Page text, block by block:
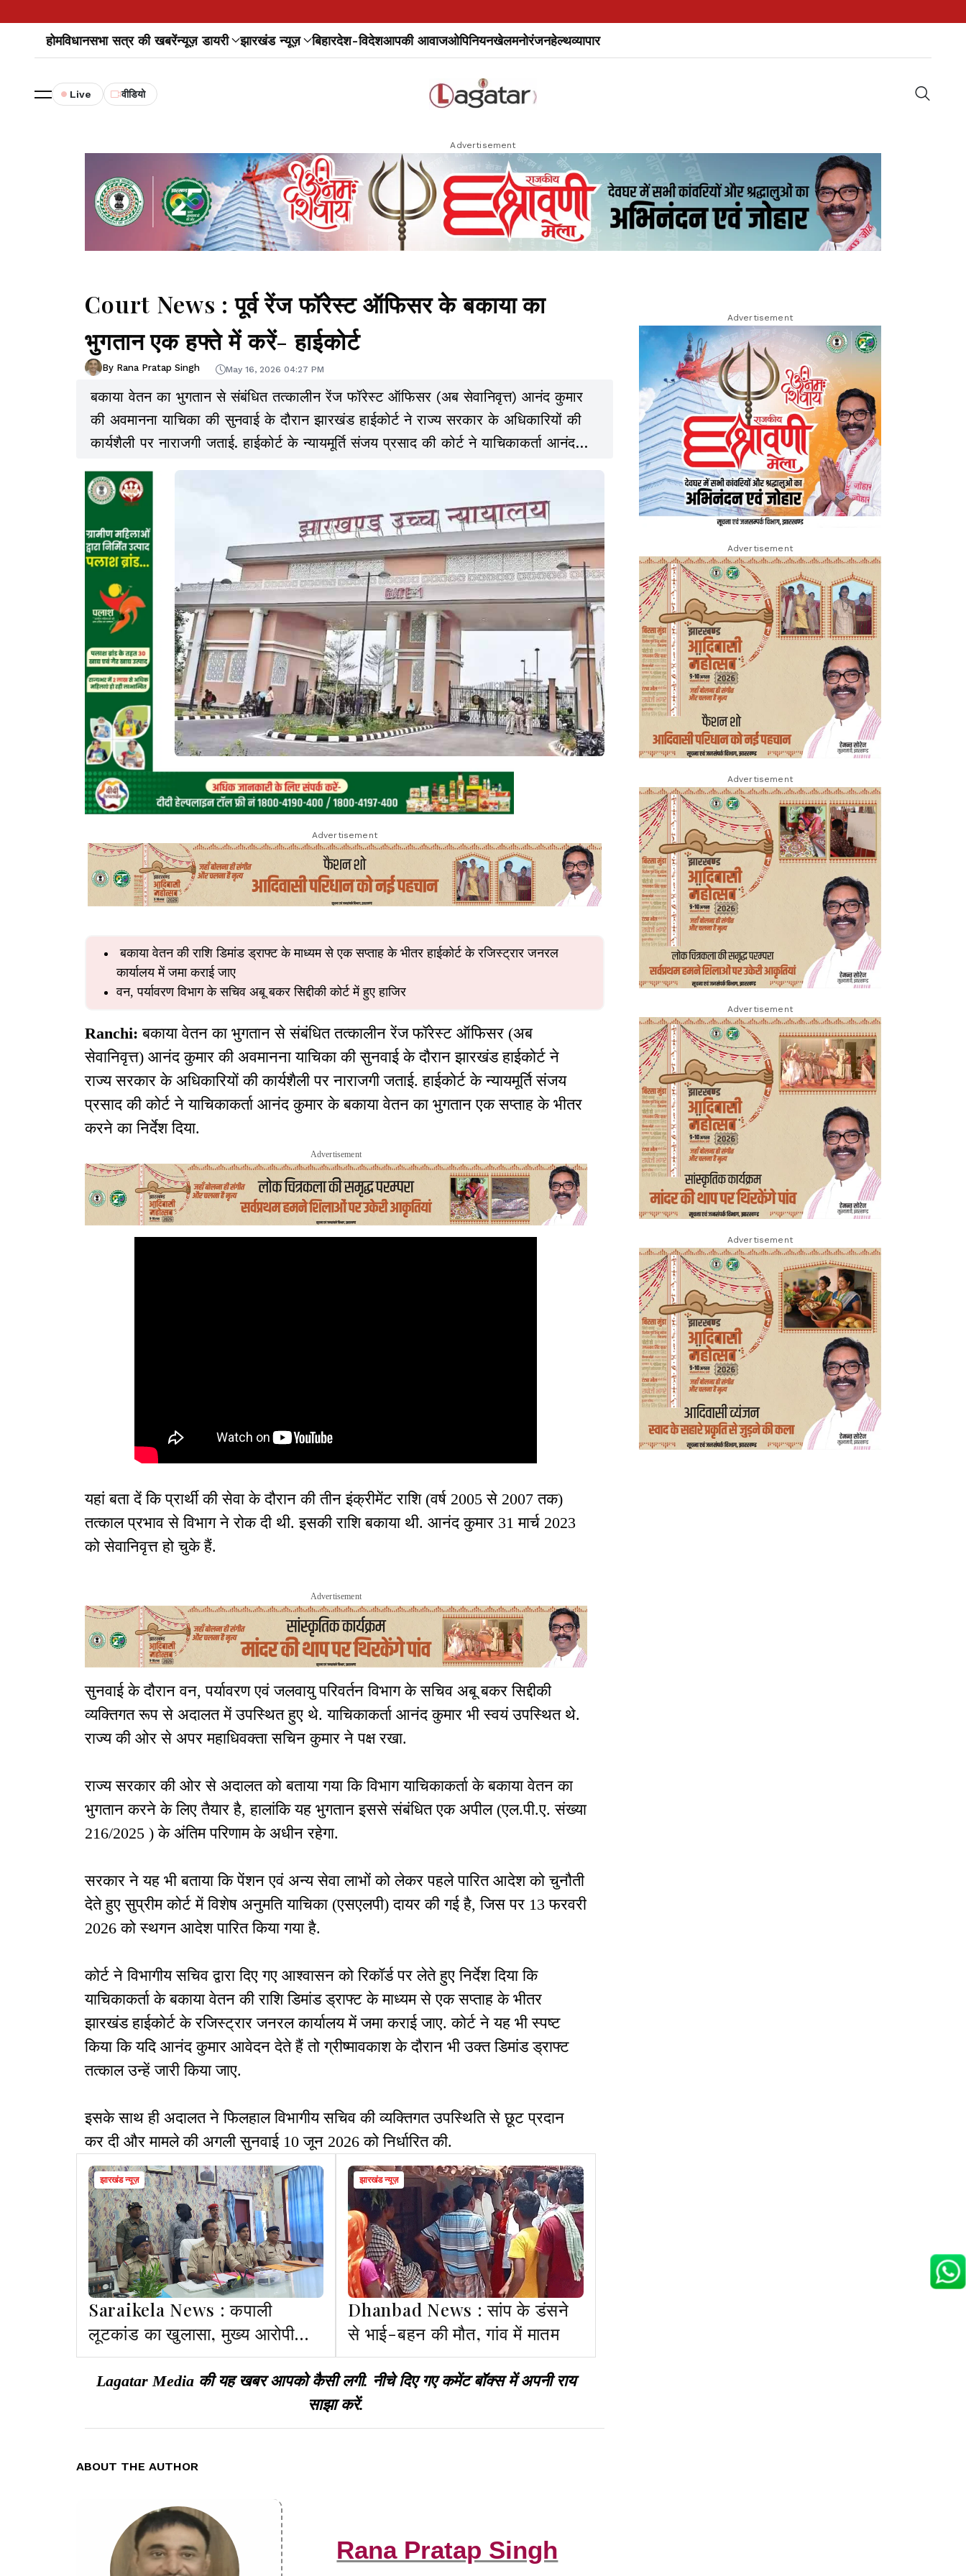
होमविधानसभा सत्र की खबरेंन्यूज़ डायरी झारखंड न्यूज़ बिहारदेश-विदेशआपकी आवाजओपिनियनखेलमनोरंजनहेल्थव्यापार
Live वीडियो
Advertisement
Court News : पूर्व रेंज फॉरेस्ट ऑफिसर के बकाया का
भुगतान एक हफ्ते में करें- हाईकोर्ट
By Rana Pratap Singh May 16, 2026 04:27 PM
बकाया वेतन का भुगतान से संबंधित तत्कालीन रेंज फॉरेस्ट ऑफिसर (अब सेवानिवृत्त) आनंद कुमार
की अवमानना याचिका की सुनवाई के दौरान झारखंड हाईकोर्ट ने राज्य सरकार के अधिकारियों की
कार्यशैली पर नाराजगी जताई. हाईकोर्ट के न्यायमूर्ति संजय प्रसाद की कोर्ट ने याचिकाकर्ता आनंद
कुमार के बकाया वेतन का भुगतान एक सप्ताह के भीतर करने का निर्देश दिया.
Advertisement
बकाया वेतन की राशि डिमांड ड्राफ्ट के माध्यम से एक सप्ताह के भीतर हाईकोर्ट के रजिस्ट्रार जनरल
कार्यालय में जमा कराई जाए
वन, पर्यावरण विभाग के सचिव अबू बकर सिद्दीकी कोर्ट में हुए हाजिर
Ranchi:बकाया वेतन का भुगतान से संबंधित तत्कालीन रेंज फॉरेस्ट ऑफिसर (अब
सेवानिवृत्त) आनंद कुमार की अवमानना याचिका की सुनवाई के दौरान झारखंड हाईकोर्ट ने
राज्य सरकार के अधिकारियों की कार्यशैली पर नाराजगी जताई. हाईकोर्ट के न्यायमूर्ति संजय
प्रसाद की कोर्ट ने याचिकाकर्ता आनंद कुमार के बकाया वेतन का भुगतान एक सप्ताह के भीतर
करने का निर्देश दिया.
Advertisement
यहां बता दें कि प्रार्थी की सेवा के दौरान की तीन इंक्रीमेंट राशि (वर्ष 2005 से 2007 तक)
तत्काल प्रभाव से विभाग ने रोक दी थी. इसकी राशि बकाया थी. आनंद कुमार 31 मार्च 2023
को सेवानिवृत्त हो चुके हैं.
Advertisement
सुनवाई के दौरान वन, पर्यावरण एवं जलवायु परिवर्तन विभाग के सचिव अबू बकर सिद्दीकी
व्यक्तिगत रूप से अदालत में उपस्थित हुए थे. याचिकाकर्ता आनंद कुमार भी स्वयं उपस्थित थे.
राज्य की ओर से अपर महाधिवक्ता सचिन कुमार ने पक्ष रखा.
राज्य सरकार की ओर से अदालत को बताया गया कि विभाग याचिकाकर्ता के बकाया वेतन का
भुगतान करने के लिए तैयार है, हालांकि यह भुगतान इससे संबंधित एक अपील (एल.पी.ए. संख्या
216/2025 ) के अंतिम परिणाम के अधीन रहेगा.
सरकार ने यह भी बताया कि पेंशन एवं अन्य सेवा लाभों को लेकर पहले पारित आदेश को चुनौती
देते हुए सुप्रीम कोर्ट में विशेष अनुमति याचिका (एसएलपी) दायर की गई है, जिस पर 13 फरवरी
2026 को स्थगन आदेश पारित किया गया है.
कोर्ट ने विभागीय सचिव द्वारा दिए गए आश्वासन को रिकॉर्ड पर लेते हुए निर्देश दिया कि
याचिकाकर्ता के बकाया वेतन की राशि डिमांड ड्राफ्ट के माध्यम से एक सप्ताह के भीतर
झारखंड हाईकोर्ट के रजिस्ट्रार जनरल कार्यालय में जमा कराई जाए. कोर्ट ने यह भी स्पष्ट
किया कि यदि आनंद कुमार आवेदन देते हैं तो ग्रीष्मावकाश के दौरान भी उक्त डिमांड ड्राफ्ट
तत्काल उन्हें जारी किया जाए.
इसके साथ ही अदालत ने फिलहाल विभागीय सचिव की व्यक्तिगत उपस्थिति से छूट प्रदान
कर दी और मामले की अगली सुनवाई 10 जून 2026 को निर्धारित की.
झारखंड न्यूज़
Saraikela News : कपाली
लूटकांड का खुलासा, मुख्य आरोपी
तारिक कुरैशी नागपुर से गिरफ्तार
झारखंड न्यूज़
Dhanbad News : सांप के डंसने
से भाई-बहन की मौत, गांव में मातम
Lagatar Media की यह खबर आपको कैसी लगी. नीचे दिए गए कमेंट बॉक्स में अपनी राय
साझा करें.
ABOUT THE AUTHOR
Rana Pratap Singh
Advertisement
Advertisement
Advertisement
Advertisement
Advertisement